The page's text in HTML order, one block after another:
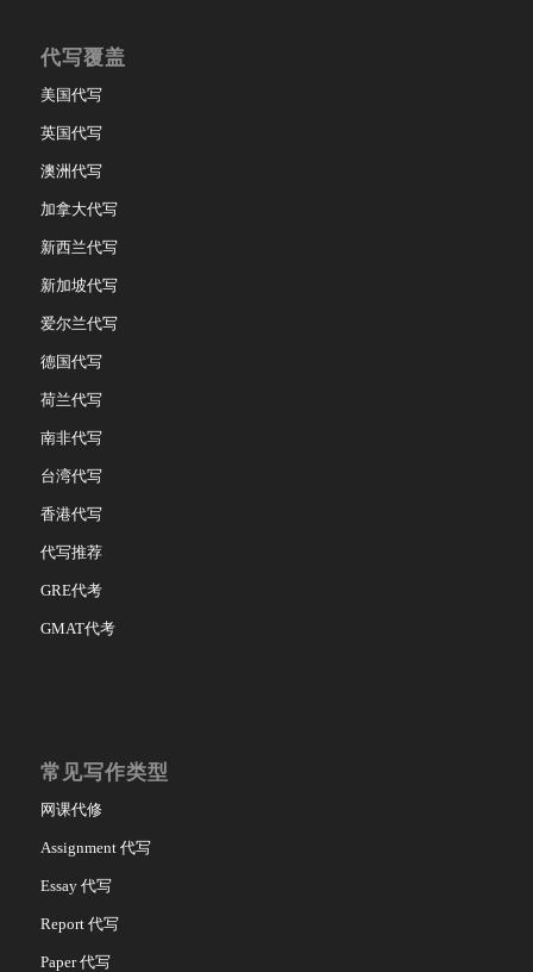
代写覆盖
美国代写
英国代写
澳洲代写
加拿大代写
新西兰代写
新加坡代写
爱尔兰代写
德国代写
荷兰代写
南非代写
台湾代写
香港代写
代写推荐
GRE代考
GMAT代考
常见写作类型
网课代修
Assignment 代写
Essay 代写
Report 代写
Paper 代写